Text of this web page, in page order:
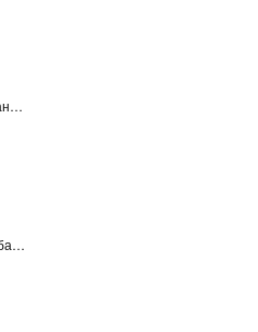
Dr.Web Security Space для Android – защита от мобильных угроз, включающая Антиспам, Брандмауэр и URL-фильтр Cloud Checker. Модуль Антивор позволяет найти телефон в случае кражи или потери, с помощью удаленных команд SMS-сообщений
Бесплатный антивирус для Android G Data Mobile Security Lite (AntiVirus Free) обеспечивает базовую защиту от вредоносных приложений и файлов на вашем мобильном телефоне при проверке по требованию, а также во время загрузки и установки нового ПО